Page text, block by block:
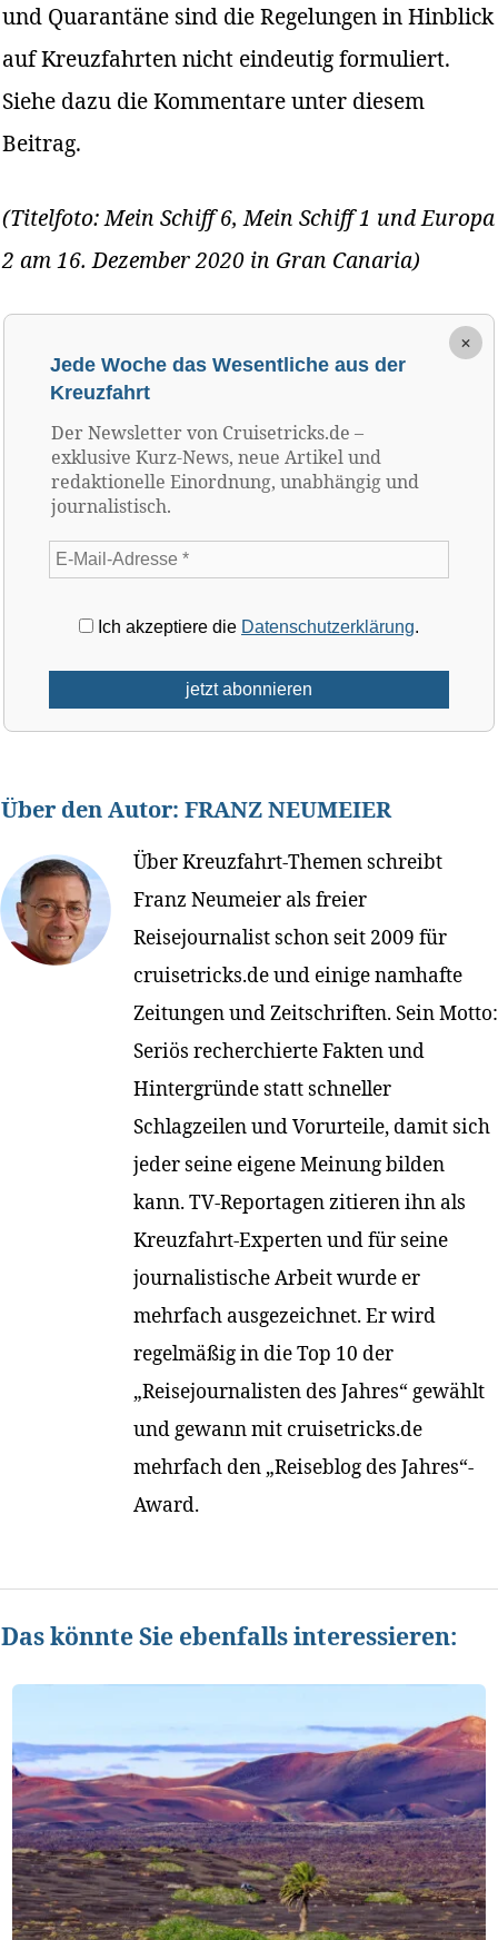
und Quarantäne sind die Regelungen in Hinblick
auf Kreuzfahrten nicht eindeutig formuliert.
Siehe dazu die Kommentare unter diesem
Beitrag.
(Titelfoto: Mein Schiff 6, Mein Schiff 1 und Europa
2 am 16. Dezember 2020 in Gran Canaria)
×
Jede Woche das Wesentliche aus der
Kreuzfahrt
Der Newsletter von Cruisetricks.de –
exklusive Kurz-News, neue Artikel und
redaktionelle Einordnung, unabhängig und
journalistisch.
Ich akzeptiere die Datenschutzerklärung.
Über den Autor: FRANZ NEUMEIER
Über Kreuzfahrt-Themen schreibt
Franz Neumeier als freier
Reisejournalist schon seit 2009 für
cruisetricks.de und einige namhafte
Zeitungen und Zeitschriften. Sein Motto:
Seriös recherchierte Fakten und
Hintergründe statt schneller
Schlagzeilen und Vorurteile, damit sich
jeder seine eigene Meinung bilden
kann. TV-Reportagen zitieren ihn als
Kreuzfahrt-Experten und für seine
journalistische Arbeit wurde er
mehrfach ausgezeichnet. Er wird
regelmäßig in die Top 10 der
„Reisejournalisten des Jahres“ gewählt
und gewann mit cruisetricks.de
mehrfach den „Reiseblog des Jahres“-
Award.
Das könnte Sie ebenfalls interessieren: